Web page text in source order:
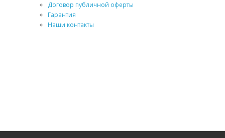
Договор публичной оферты
Гарантия
Наши контакты